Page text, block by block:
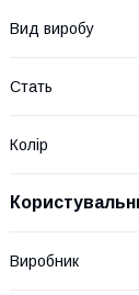
Вид виробу
Стать
Колір
Виробник